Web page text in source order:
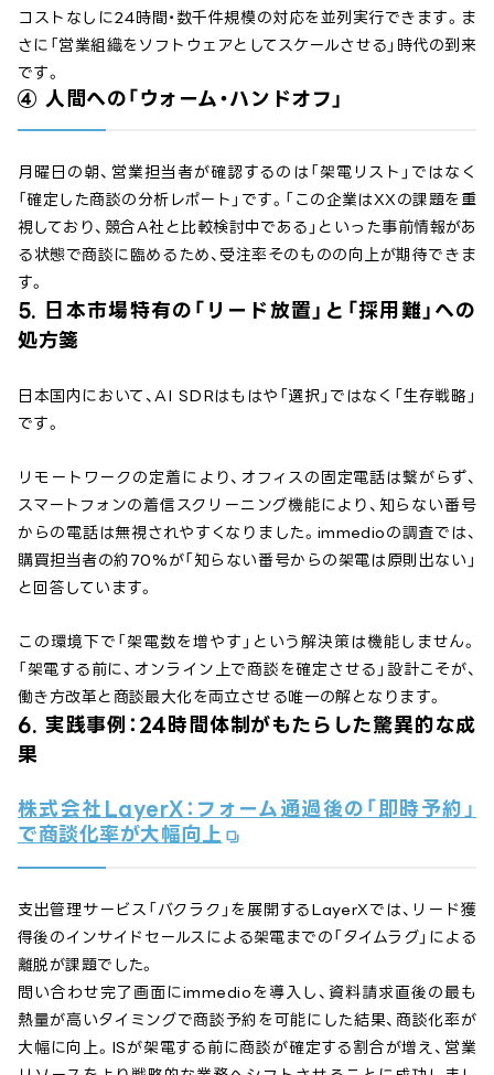
コストなしに24時間・数千件規模の対応を並列実行できます。ま
さに「営業組織をソフトウェアとしてスケールさせる」時代の到来
です。
④ 人間への「ウォーム・ハンドオフ」
月曜日の朝、営業担当者が確認するのは「架電リスト」ではなく
「確定した商談の分析レポート」です。「この企業はXXの課題を重
視しており、競合A社と比較検討中である」といった事前情報があ
る状態で商談に臨めるため、受注率そのものの向上が期待できま
す。
5. 日本市場特有の「リード放置」と「採用難」への
処方箋
日本国内において、AI SDRはもはや「選択」ではなく「生存戦略」
です。
リモートワークの定着により、オフィスの固定電話は繋がらず、
スマートフォンの着信スクリーニング機能により、知らない番号
からの電話は無視されやすくなりました。immedioの調査では、
購買担当者の約70%が「知らない番号からの架電は原則出ない」
と回答しています。
この環境下で「架電数を増やす」という解決策は機能しません。
「架電する前に、オンライン上で商談を確定させる」設計こそが、
働き方改革と商談最大化を両立させる唯一の解となります。
6. 実践事例：24時間体制がもたらした驚異的な成
果
株式会社LayerX：フォーム通過後の「即時予約」
で商談化率が大幅向上
支出管理サービス「バクラク」を展開するLayerXでは、リード獲
得後のインサイドセールスによる架電までの「タイムラグ」による
離脱が課題でした。
問い合わせ完了画面にimmedioを導入し、資料請求直後の最も
熱量が高いタイミングで商談予約を可能にした結果、商談化率が
大幅に向上。ISが架電する前に商談が確定する割合が増え、営業